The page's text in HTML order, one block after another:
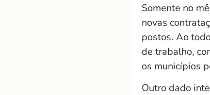
Somente no
novas
postos. Ao
de trabalho,
os municípios
Outro dado